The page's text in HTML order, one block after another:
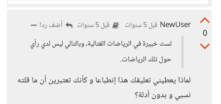
0
NewUser قبل 5 سنوات قبل 5 سنوات
أضف ردا
لست خبيرة في الرياضات القتالية، وبالتالي ليس لدي رأي
حول تلك الرياضات.
لماذا يعطيني تعليقك هذا إنطباعا و كأنك تعتبرين أن ما قلته
نسبي و بدون أدلة؟